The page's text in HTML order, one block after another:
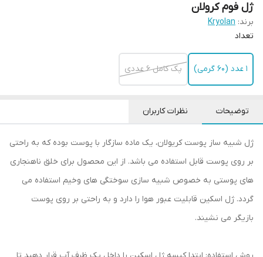
ژل فوم کرولان
برند: Kryolan
تعداد
1 عدد (۶۰ گرمی) پک کامل ۶ عددی
توضیحات نظرات کاربران
ژل شبیه ساز پوست کریولان، یک ماده سازگار با پوست بوده که به راحتی
بر روی پوست قابل استفاده می باشد. از این محصول برای خلق ناهنجاری
های پوستی به خصوص شبیه سازی سوختگی های وخیم استفاده می
گردد. ژل اسکین قابلیت عبور هوا را دارد و به راحتی بر روی پوست
بازیگر می نشیند.